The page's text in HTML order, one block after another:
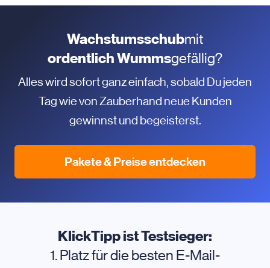
Wachstumsschubmit
ordentlich Wummsgefällig?
Alles wird sofort ganz einfach, sobald Du jeden
Tag wie von Zauberhand neue Kunden
gewinnst und begeisterst.
Pakete & Preise entdecken
KlickTipp ist Testsieger:
1. Platz für die besten E-Mail-